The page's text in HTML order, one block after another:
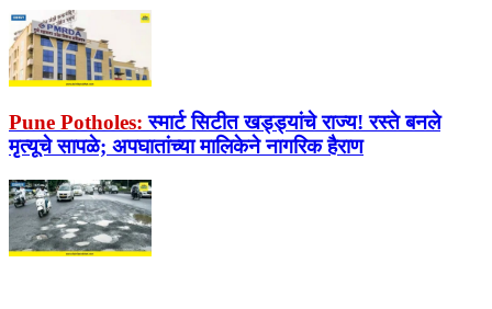
Pune Potholes: स्मार्ट सिटीत खड्ड्यांचे राज्य! रस्ते बनले
मृत्यूचे सापळे; अपघातांच्या मालिकेने नागरिक हैराण